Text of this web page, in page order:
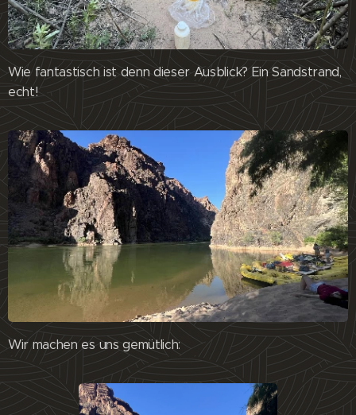
Wie fantastisch ist denn dieser Ausblick? Ein Sandstrand,
echt!
Wir machen es uns gemütlich: